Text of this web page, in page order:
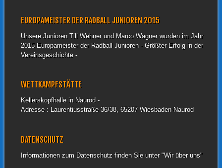
EUROPAMEISTER DER RADBALL JUNIOREN 2015
Unsere Junioren Till Wehner und Marco Wagner wurden im Jahr
2015 Europameister der Radball Junioren - Größter Erfolg in der
Vereinsgeschichte -
WETTKAMPFSTÄTTE
Kellerskopfhalle in Naurod -
Adresse : Laurentiusstraße 36/38, 65207 Wiesbaden-Naurod
DATENSCHUTZ
Informationen zum Datenschutz finden Sie unter "Wir über uns"